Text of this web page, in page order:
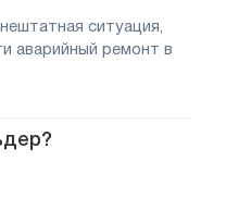
ситуация,
аварийный ремонт в